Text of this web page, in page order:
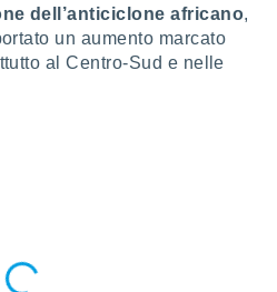
dell’anticiclone africano,
un aumento marcato
al Centro-Sud e nelle